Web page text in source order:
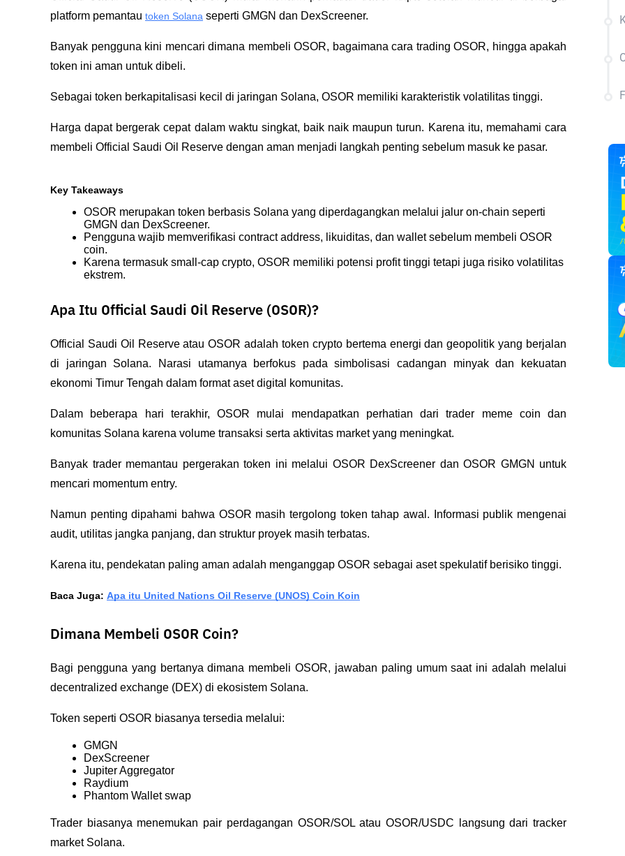
platform pemantau token Solana seperti GMGN dan DexScreener.
Banyak pengguna kini mencari dimana membeli OSOR, bagaimana cara trading OSOR, hingga apakah
token ini aman untuk dibeli.
Sebagai token berkapitalisasi kecil di jaringan Solana, OSOR memiliki karakteristik volatilitas tinggi.
Harga dapat bergerak cepat dalam waktu singkat, baik naik maupun turun. Karena itu, memahami cara
membeli Official Saudi Oil Reserve dengan aman menjadi langkah penting sebelum masuk ke pasar.
Key Takeaways
OSOR merupakan token berbasis Solana yang diperdagangkan melalui jalur on-chain seperti
GMGN dan DexScreener.
Pengguna wajib memverifikasi contract address, likuiditas, dan wallet sebelum membeli OSOR
coin.
Karena termasuk small-cap crypto, OSOR memiliki potensi profit tinggi tetapi juga risiko volatilitas
ekstrem.
Apa Itu Official Saudi Oil Reserve (OSOR)?
Official Saudi Oil Reserve atau OSOR adalah token crypto bertema energi dan geopolitik yang berjalan
di jaringan Solana. Narasi utamanya berfokus pada simbolisasi cadangan minyak dan kekuatan
ekonomi Timur Tengah dalam format aset digital komunitas.
Dalam beberapa hari terakhir, OSOR mulai mendapatkan perhatian dari trader meme coin dan
komunitas Solana karena volume transaksi serta aktivitas market yang meningkat.
Banyak trader memantau pergerakan token ini melalui OSOR DexScreener dan OSOR GMGN untuk
mencari momentum entry.
Namun penting dipahami bahwa OSOR masih tergolong token tahap awal. Informasi publik mengenai
audit, utilitas jangka panjang, dan struktur proyek masih terbatas.
Karena itu, pendekatan paling aman adalah menganggap OSOR sebagai aset spekulatif berisiko tinggi.
Baca Juga: Apa itu United Nations Oil Reserve (UNOS) Coin Koin
Dimana Membeli OSOR Coin?
Bagi pengguna yang bertanya dimana membeli OSOR, jawaban paling umum saat ini adalah melalui
decentralized exchange (DEX) di ekosistem Solana.
Token seperti OSOR biasanya tersedia melalui:
GMGN
DexScreener
Jupiter Aggregator
Raydium
Phantom Wallet swap
Trader biasanya menemukan pair perdagangan OSOR/SOL atau OSOR/USDC langsung dari tracker
market Solana.